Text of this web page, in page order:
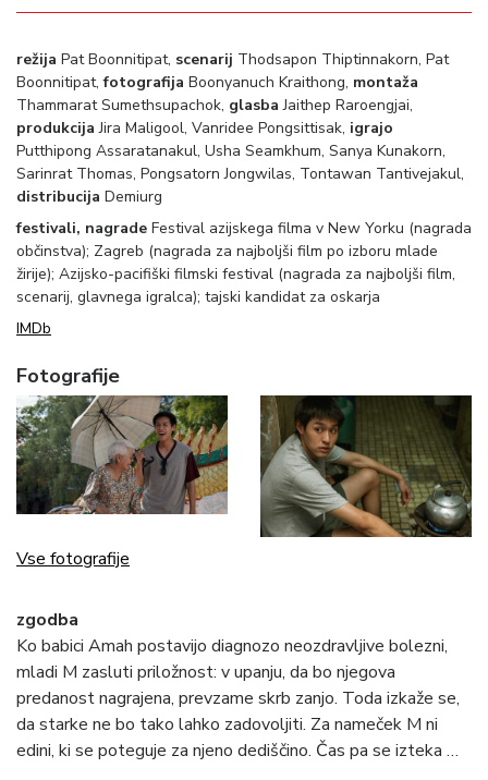
režija Pat Boonnitipat, scenarij Thodsapon Thiptinnakorn, Pat
Boonnitipat,fotografija Boonyanuch Kraithong, montaža
Thammarat Sumethsupachok, glasbaJaithep Raroengjai,
produkcija Jira Maligool, Vanridee Pongsittisak, igrajo
Putthipong Assaratanakul, Usha Seamkhum, Sanya Kunakorn,
Sarinrat Thomas, Pongsatorn Jongwilas, Tontawan Tantivejakul,
distribucija Demiurg
festivali, nagrade Festival azijskega filma v New Yorku (nagrada
občinstva); Zagreb (nagrada za najboljši film po izboru mlade
žirije); Azijsko-pacifiški filmski festival (nagrada za najboljši film,
scenarij, glavnega igralca); tajski kandidat za oskarja
IMDb
Fotografije
Vse fotografije
zgodba
Ko babici Amah postavijo diagnozo neozdravljive bolezni,
mladi M zasluti priložnost: v upanju, da bo njegova
predanost nagrajena, prevzame skrb zanjo. Toda izkaže se,
da starke ne bo tako lahko zadovoljiti. Za nameček M ni
edini, ki se poteguje za njeno dediščino. Čas pa se izteka …